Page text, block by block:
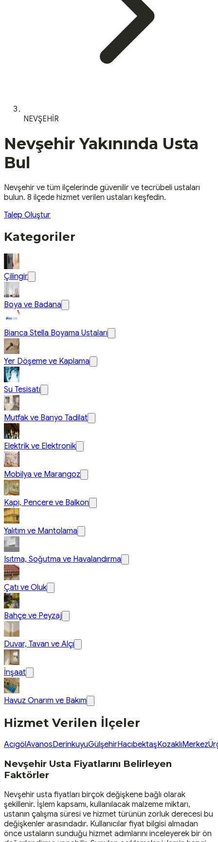
NEVŞEHİR
Nevşehir Yakınında Usta
Bul
Nevşehir ve tüm ilçelerinde güvenilir ve tecrübeli ustaları
bulun. 8 ilçede hizmet verilen ustaları keşfedin.
Talep Oluştur
Kategoriler
Çilingir
Boya ve Badana
Bianca Stella Boyama Ustaları
Yer Döşeme ve Kaplama
Su Tesisatı
Mutfak ve Banyo Tadilat
Elektrik ve Elektronik
Mobilya ve Marangoz
Kapı, Pencere ve Balkon
Yalıtım ve Mantolama
Isıtma, Soğutma ve Havalandırma
Çatı ve Oluk
Bahçe ve Peyzaj
Duvar, Tavan ve Alçı
İnşaat
Havuz Onarım ve Bakım
Hizmet Verilen İlçeler
AcıgölAvanosDerinkuyuGülşehirHacıbektaşKozaklıMerkez
Nevşehir Usta Fiyatlarını Belirleyen
Faktörler
Nevşehir usta fiyatları birçok değişkene bağlı olarak
şekillenir. İşlem kapsamı, kullanılacak malzeme miktarı,
ustanın çalışma süresi ve hizmet türünün zorluk derecesi bu
değişkenler arasındadır. Kullanıcılar fiyat bilgisi almadan
önce ustaların sunduğu hizmet adımlarını inceleyerek bir ön